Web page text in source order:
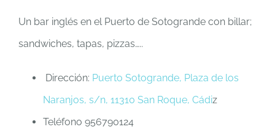
Un bar inglés en el Puerto de Sotogrande con billar;
sandwiches, tapas, pizzas…..
Dirección: Puerto Sotogrande, Plaza de los
Naranjos, s/n, 11310 San Roque, Cádiz
Teléfono 956790124